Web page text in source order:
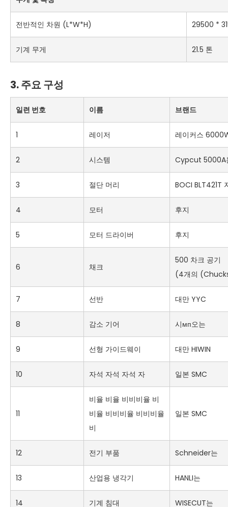
전반적인 차원 (L*W*H) 29500 *
기계 무게 21.5 톤
3. 주요 구성
일련 번호 이름 브랜드
1 레이저 레이커스
2 시스템 Cypcut 5000A
3 절단 머리 BOCI BLT421T
4 모터 후지
5 모터 드라이버 후지
6 채크
500 차크 공기
(4개의
7 선반 대만 YYC
8 감소 기어 시мп오는
9 선형 가이드웨이 대만 HIWIN
10 자석 자석 자석 자 일본 SMC
11
비율 비율 비비비율 비
비율 비비비율 비비비율
비
일본 SMC
12 전기 부품 Schneider는
13 산업용 냉각기 HANLI는
14 기계 침대 WISECUT는